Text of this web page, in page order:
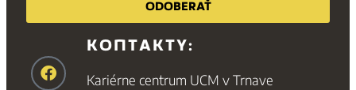
ODOBERAŤ
KONTAKTY:
Kariérne centrum UCM v Trnave